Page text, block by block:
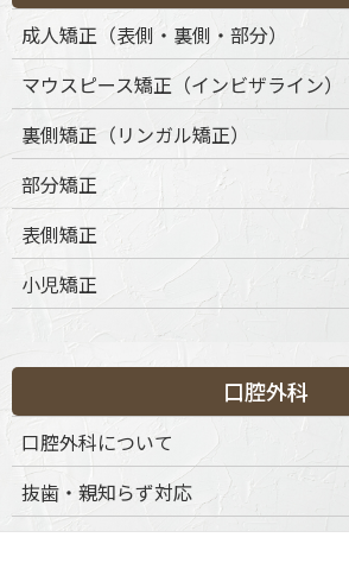
成人矯正（表側・裏側・部分）
マウスピース矯正（インビザライン）
裏側矯正（リンガル矯正）
部分矯正
表側矯正
小児矯正
口腔外科
口腔外科について
抜歯・親知らず対応
歯ぎしり・食いしばり